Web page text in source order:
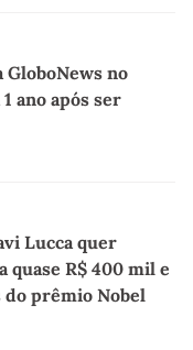
GloboNews no
ano após ser
Lucca quer
quase R$ 400 mil e
do prêmio Nobel